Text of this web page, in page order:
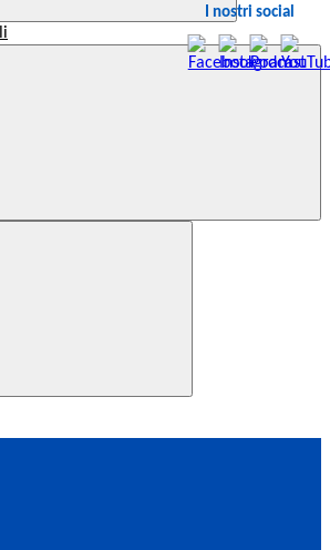
I nostri social